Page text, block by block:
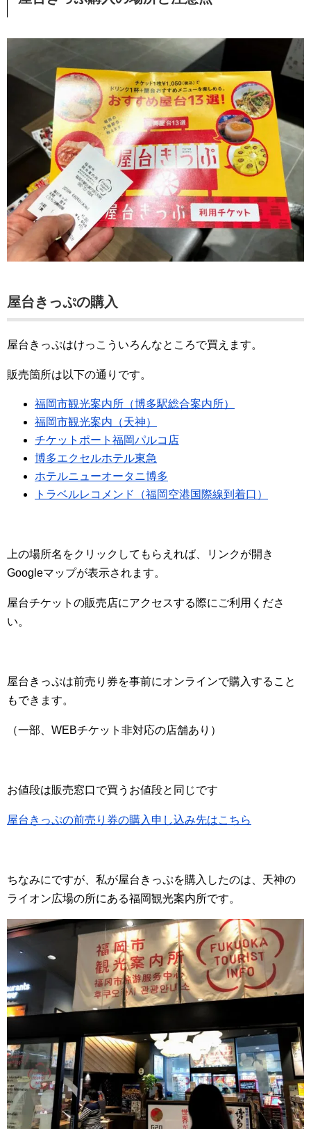
屋台きっぷの購入
屋台きっぷはけっこういろんなところで買えます。
販売箇所は以下の通りです。
福岡市観光案内所（博多駅総合案内所）
福岡市観光案内（天神）
チケットポート福岡パルコ店
博多エクセルホテル東急
ホテルニューオータニ博多
トラベルレコメンド（福岡空港国際線到着口）
上の場所名をクリックしてもらえれば、リンクが開き
Googleマップが表示されます。
屋台チケットの販売店にアクセスする際にご利用くださ
い。
屋台きっぷは前売り券を事前にオンラインで購入すること
もできます。
（一部、WEBチケット非対応の店舗あり）
お値段は販売窓口で買うお値段と同じです
屋台きっぷの前売り券の購入申し込み先はこちら
ちなみにですが、私が屋台きっぷを購入したのは、天神の
ライオン広場の所にある福岡観光案内所です。